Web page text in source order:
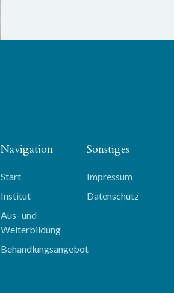
Navigation
Start
Institut
Aus- und
Weiterbildung
Behandlungsangebot
Sonstiges
Impressum
Datenschutz